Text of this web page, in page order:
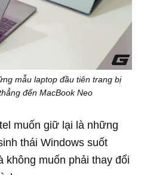
mẫu laptop đầu tiên trang bị
đến MacBook Neo
muốn giữ lại là những
thái Windows suốt
không muốn phải thay đổi